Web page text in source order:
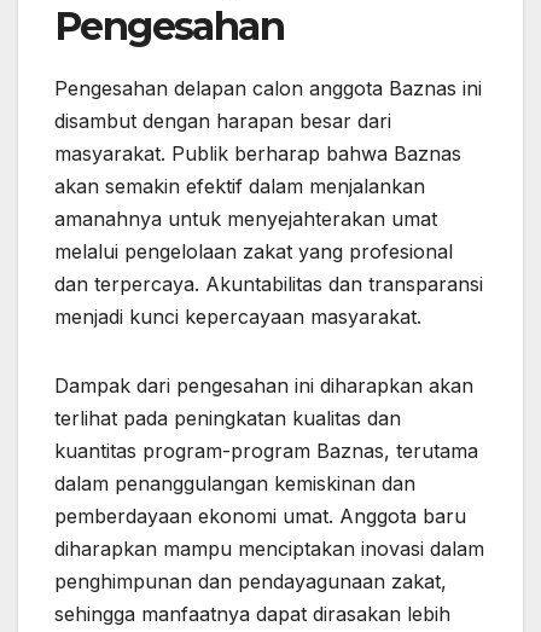
Pengesahan
Pengesahan delapan calon anggota Baznas ini
disambut dengan harapan besar dari
masyarakat. Publik berharap bahwa Baznas
akan semakin efektif dalam menjalankan
amanahnya untuk menyejahterakan umat
melalui pengelolaan zakat yang profesional
dan terpercaya. Akuntabilitas dan transparansi
menjadi kunci kepercayaan masyarakat.
Dampak dari pengesahan ini diharapkan akan
terlihat pada peningkatan kualitas dan
kuantitas program-program Baznas, terutama
dalam penanggulangan kemiskinan dan
pemberdayaan ekonomi umat. Anggota baru
diharapkan mampu menciptakan inovasi dalam
penghimpunan dan pendayagunaan zakat,
sehingga manfaatnya dapat dirasakan lebih